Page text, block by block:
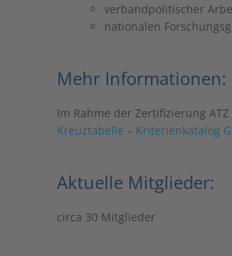
verbandpolitischer
nationalen
Mehr Informationen:
Im Rahme der Zertifizierung
Kreuztabelle – Kriterienkatalog
Aktuelle Mitglieder:
circa 30 Mitglieder